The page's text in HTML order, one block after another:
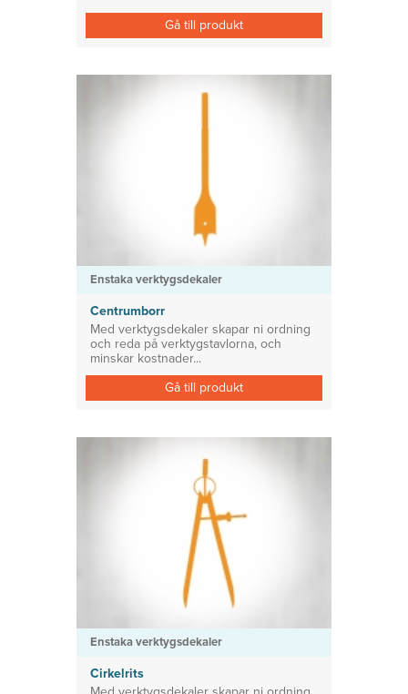
Gå till produkt
Enstaka verktygsdekaler
Centrumborr
Med verktygsdekaler skapar ni ordning
och reda på verktygstavlorna, och
minskar kostnader...
Gå till produkt
Enstaka verktygsdekaler
Cirkelrits